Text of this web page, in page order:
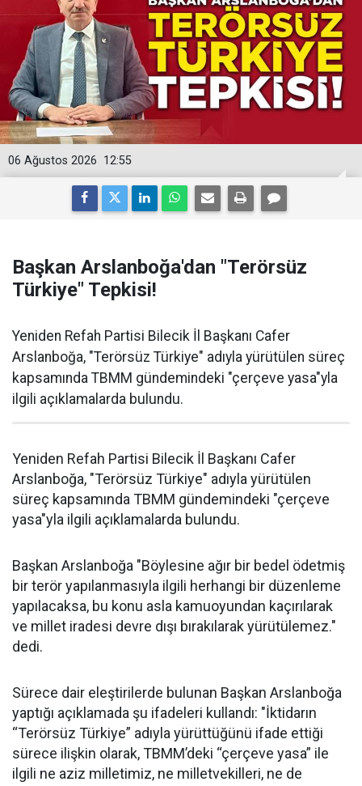
12:55
06 Ağustos 2026
Başkan Arslanboğa'dan "Terörsüz
Türkiye" Tepkisi!
Yeniden Refah Partisi Bilecik İl Başkanı Cafer
Arslanboğa, "Terörsüz Türkiye" adıyla yürütülen süreç
kapsamında TBMM gündemindeki "çerçeve yasa"yla
ilgili açıklamalarda bulundu.
Yeniden Refah Partisi Bilecik İl Başkanı Cafer
Arslanboğa, "Terörsüz Türkiye" adıyla yürütülen
süreç kapsamında TBMM gündemindeki "çerçeve
yasa"yla ilgili açıklamalarda bulundu.
Başkan Arslanboğa "Böylesine ağır bir bedel ödetmiş
bir terör yapılanmasıyla ilgili herhangi bir düzenleme
yapılacaksa, bu konu asla kamuoyundan kaçırılarak
ve millet iradesi devre dışı bırakılarak yürütülemez."
dedi.
Sürece dair eleştirilerde bulunan Başkan Arslanboğa
yaptığı açıklamada şu ifadeleri kullandı: "İktidarın
“Terörsüz Türkiye” adıyla yürüttüğünü ifade ettiği
sürece ilişkin olarak, TBMM’deki “çerçeve yasa” ile
ilgili ne aziz milletimiz, ne milletvekilleri, ne de